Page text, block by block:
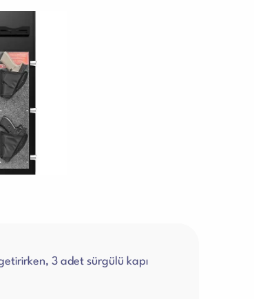
getirirken, 3 adet sürgülü kapı